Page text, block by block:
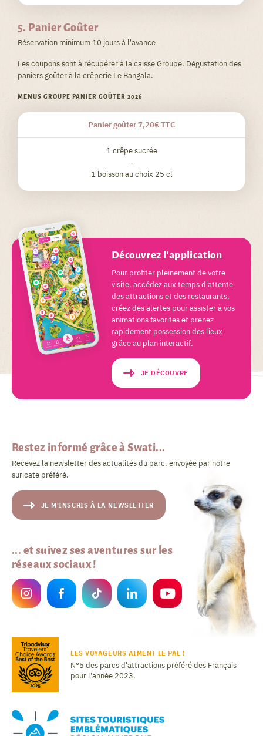
5. Panier Goûter
Réservation minimum 10 jours à l'avance
Les coupons sont à récupérer à la caisse Groupe. Dégustation des
paniers goûter à la crêperie Le Bangala.
MENUS GROUPE PANIER GOÛTER 2026
Panier goûter 7,20€ TTC
1 crêpe sucrée
-
1 boisson au choix 25 cl
Découvrez l'application
Pour profiter pleinement de votre
visite, accédez aux temps d'attente
des attractions et des restaurants,
créez des alertes pour assister à vos
animations favorites et prenez
rapidement possession des lieux
grâce au plan interactif.
JE DÉCOUVRE
Restez informé grâce à Swati...
Recevez la newsletter des actualités du parc, envoyée par notre
suricate préféré.
JE M'INSCRIS À LA NEWSLETTER
... et suivez ses aventures sur les
réseaux sociaux !
LES VOYAGEURS AIMENT LE PAL !
N°5 des parcs d'attractions préféré des Français
pour l'année 2023.